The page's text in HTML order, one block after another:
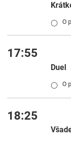
◯ O
17:55
Duel
◯ O
18:25